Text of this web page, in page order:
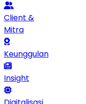
Client &
Mitra
Keunggulan
Insight